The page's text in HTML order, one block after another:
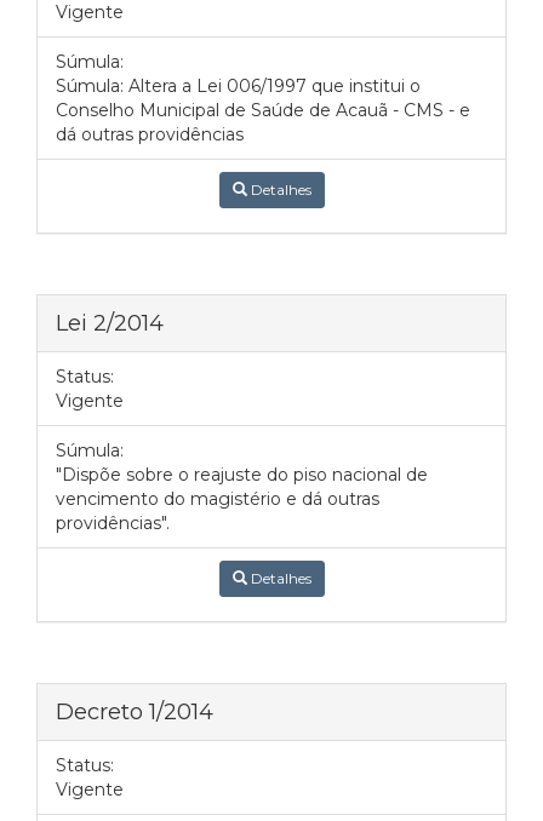
Vigente
Súmula:
Súmula: Altera a Lei 006/1997 que institui o
Conselho Municipal de Saúde de Acauã - CMS - e
dá outras providências
Detalhes
Lei 2/2014
Status:
Vigente
Súmula:
"Dispõe sobre o reajuste do piso nacional de
vencimento do magistério e dá outras
providências".
Detalhes
Decreto 1/2014
Status:
Vigente